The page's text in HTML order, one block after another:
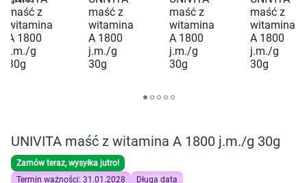
Dom i ogród
Zdrowie
Dziecko
Higiena
UNIVITA maść z witamina A 1800 j.m./g 30g
Zamów teraz, wysyłka jutro!
Termin ważności: 31.01.2028
Długa data